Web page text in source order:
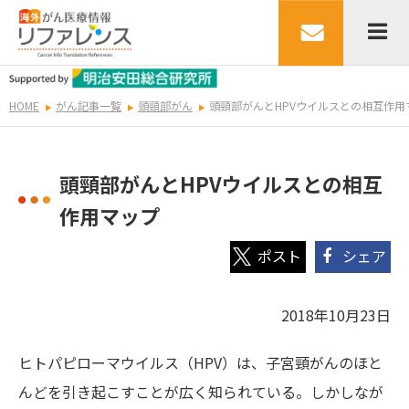
HOME がん記事一覧 頭頸部がん 頭頸部がんとHPVウイルスとの相互作用
頭頸部がんとHPVウイルスとの相互
作用マップ
シェア
2018年10月23日
ヒトパピローマウイルス（HPV）は、子宮頸がんのほと
んどを引き起こすことが広く知られている。しかしなが